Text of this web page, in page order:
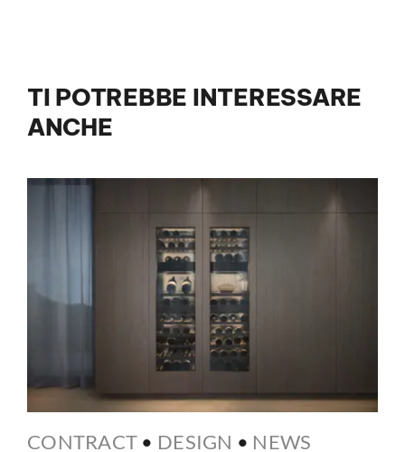
TI POTREBBE INTERESSARE
ANCHE
CONTRACT • DESIGN • NEWS